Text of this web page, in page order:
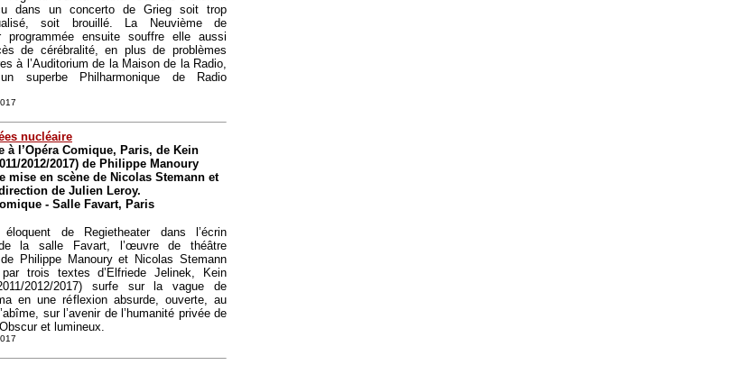
dans un concerto de Grieg soit trop
soit brouillé. La Neuvième de
programmée ensuite souffre elle aussi
de cérébralité, en plus de problèmes
à l’Auditorium de la Maison de la Radio,
superbe Philharmonique de Radio
nucléaire
à l’Opéra Comique, Paris, de Kein
2012/2017) de Philippe Manoury
mise en scène de Nicolas Stemann et
de Julien Leroy.
- Salle Favart, Paris
éloquent de Regietheater dans l’écrin
la salle Favart, l’œuvre de théâtre
Philippe Manoury et Nicolas Stemann
trois textes d’Elfriede Jelinek, Kein
2012/2017) surfe sur la vague de
en une réflexion absurde, ouverte, au
sur l’avenir de l’humanité privée de
et lumineux.